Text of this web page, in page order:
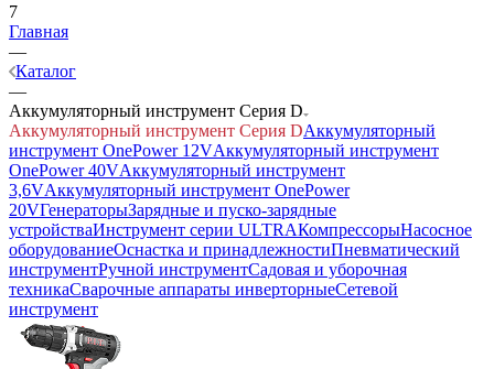
7
Главная
—
Каталог
—
Аккумуляторный инструмент Серия D
Аккумуляторный инструмент Серия DАккумуляторный
инструмент OnePower 12VАккумуляторный инструмент
OnePower 40VАккумуляторный инструмент
3,6VАккумуляторный инструмент OnePower
20VГенераторыЗарядные и пуско-зарядные
устройстваИнструмент серии ULTRAКомпрессорыНасосное
оборудованиеОснастка и принадлежностиПневматический
инструментРучной инструментСадовая и уборочная
техникаСварочные аппараты инверторныеСетевой
инструмент